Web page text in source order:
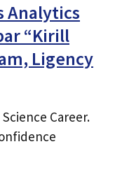
Analytics
“Kirill
Ligency
Career.